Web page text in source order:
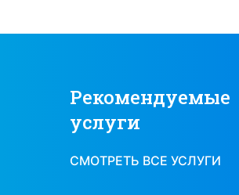
Рекомендуемые
услуги
СМОТРЕТЬ ВСЕ УСЛУГИ